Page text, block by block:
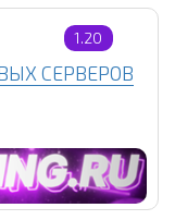
1.20
СЕРВЕРОВ